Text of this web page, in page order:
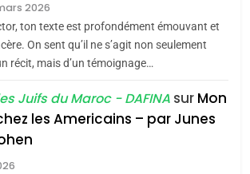
Maroc : Les amandes de
Tafraout, le miel de Tadla
Azilal consacrés produits
du terroir
DAFINA MAROC
Oeil ravageur – Vanessa
De Loya Stauber
2026
ton texte est profondément émouvant et
On sent qu’il ne s’agit non seulement
récit, mais d’un témoignage…
Juifs du Maroc - DAFINA sur Mon
les Americains – par Junes